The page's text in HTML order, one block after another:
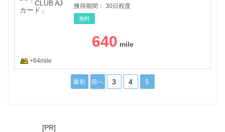
獲得期間： 30日程度
無料
640
+64mile
最初 前へ 3 4 5
[PR]